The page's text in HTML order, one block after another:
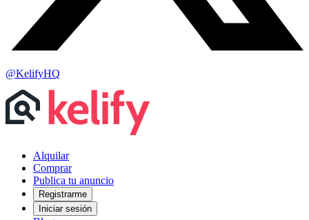
@KelifyHQ
Alquilar
Comprar
Publica tu anuncio
Registrarme
Iniciar sesión